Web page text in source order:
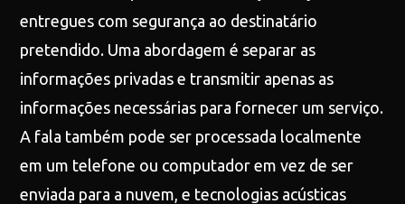
entregues com segurança ao destinatário
pretendido. Uma abordagem é separar as
informações privadas e transmitir apenas as
informações necessárias para fornecer um serviço.
A fala também pode ser processada localmente
em um telefone ou computador em vez de ser
enviada para a nuvem, e tecnologias acústicas